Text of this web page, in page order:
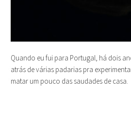
Quando eu fui para Portugal, há dois
atrás de várias padarias pra
matar um pouco das saudades de casa.